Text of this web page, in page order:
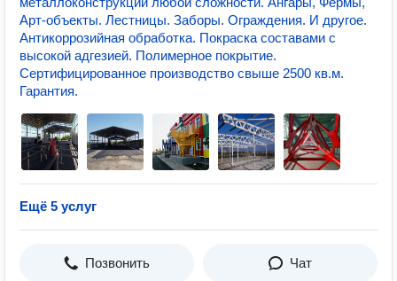
Арт-объекты. Лестницы. Заборы. Ограждения. И другое.
Антикоррозийная обработка. Покраска составами с
высокой адгезией. Полимерное покрытие.
Сертифицированное производство свыше 2500 кв.м.
Гарантия.
Ещё 5 услуг
Позвонить Чат